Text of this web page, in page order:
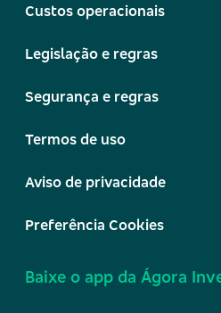
Custos operacionais
Legislação e regras
Segurança e regras
Termos de uso
Aviso de privacidade
Preferência Cookies
Baixe o app da Ágora